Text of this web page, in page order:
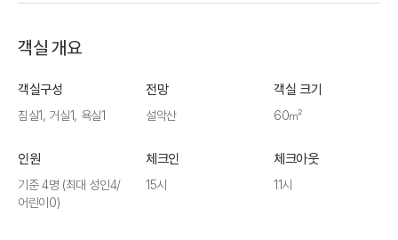
객실 개요
객실구성
침실1, 거실1, 욕실1
전망
설악산
객실 크기
60㎡
인원
기준 4명 (최대 성인4/
어린이0)
체크인
15시
체크아웃
11시